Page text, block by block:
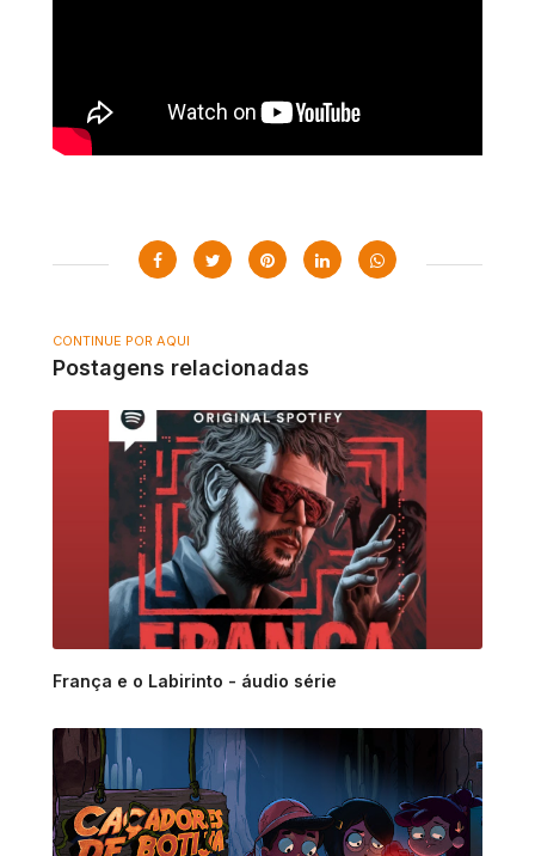
CONTINUE POR AQUI
Postagens relacionadas
França e o Labirinto - áudio série